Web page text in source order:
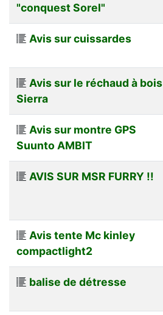
"conquest Sorel"
Avis sur cuissardes
Avis sur le réchaud à bois
Sierra
Avis sur montre GPS
Suunto AMBIT
AVIS SUR MSR FURRY !!
Avis tente Mc kinley
compactlight2
balise de détresse